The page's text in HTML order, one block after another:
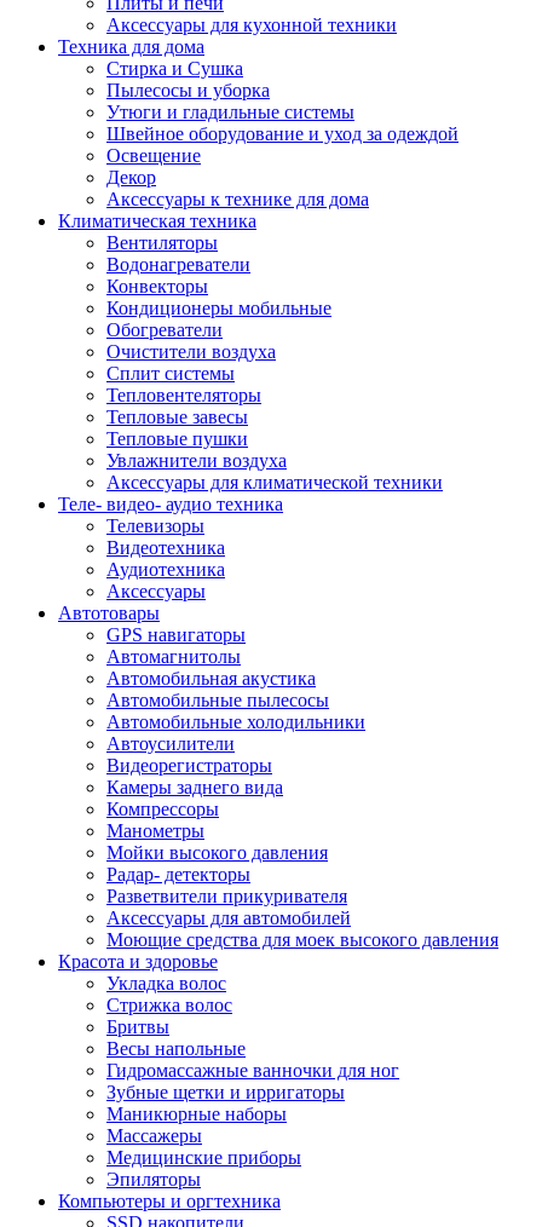
Аксессуары для кухонной техники
Техника для дома
Стирка и Сушка
Пылесосы и уборка
Утюги и гладильные системы
Швейное оборудование и уход за одеждой
Освещение
Декор
Аксессуары к технике для дома
Климатическая техника
Вентиляторы
Водонагреватели
Конвекторы
Кондиционеры мобильные
Обогреватели
Очистители воздуха
Сплит системы
Тепловентеляторы
Тепловые завесы
Тепловые пушки
Увлажнители воздуха
Аксессуары для климатической техники
Теле- видео- аудио техника
Телевизоры
Видеотехника
Аудиотехника
Аксессуары
Автотовары
GPS навигаторы
Автомагнитолы
Автомобильная акустика
Автомобильные пылесосы
Автомобильные холодильники
Автоусилители
Видеорегистраторы
Камеры заднего вида
Компрессоры
Манометры
Мойки высокого давления
Радар- детекторы
Разветвители прикуривателя
Аксессуары для автомобилей
Моющие средства для моек высокого давления
Красота и здоровье
Укладка волос
Стрижка волос
Бритвы
Весы напольные
Гидромассажные ванночки для ног
Зубные щетки и ирригаторы
Маникюрные наборы
Массажеры
Медицинские приборы
Эпиляторы
Компьютеры и оргтехника
SSD накопители